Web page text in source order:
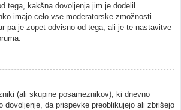
tega, kakšna dovoljenja jim je dodelil
imajo celo vse moderatorske zmožnosti
pa je zopet odvisno od tega, ali je te nastavitve
(ali skupine posameznikov), ki dnevno
dovoljenje, da prispevke preoblikujejo ali zbrišejo